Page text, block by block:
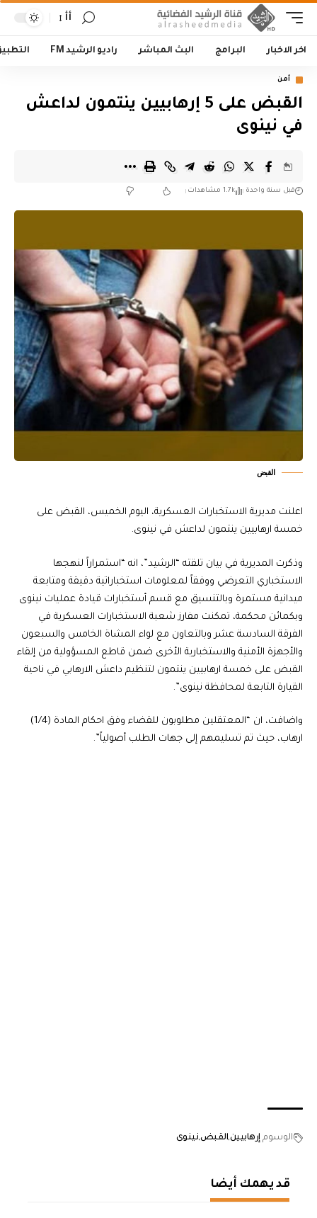
أأ
اخر الاخبار البرامج البث المباشر راديو الرشيد FM
أمن
القبض على 5 إرهابيين ينتمون لداعش
في نينوى
قبل سنة واحدة 1.7k مشاهدات
القبض
اعلنت مديرية الاستخبارات العسكرية، اليوم الخميس، القبض على
خمسة ارهابيين ينتمون لداعش في نينوى.
وذكرت المديرية في بيان تلقته “الرشيد”، انه “استمراراً لنهجها
الاستخباري التعرضي ووفقاً لمعلومات استخباراتية دقيقة ومتابعة
ميدانية مستمرة وبالتنسيق مع قسم أستخبارات قيادة عمليات نينوى
وبكمائن محكمة، تمكنت مفارز شعبة الاستخبارات العسكرية في
الفرقة السادسة عشر وبالتعاون مع لواء المشاة الخامس والسبعون
والأجهزة الأمنية والاستخبارية الأخرى ضمن قاطع المسؤولية من إلقاء
القبض على خمسة ارهابيين ينتمون لتنظيم داعش الارهابي في ناحية
القيارة التابعة لمحافظة نينوى”.
واضافت، ان “المعتقلين مطلوبون للقضاء وفق احكام المادة (1/4)
ارهاب، حيث تم تسليمهم إلى جهات الطلب أصولياً”.
الوسوم إرهابيينالقبضنينوى
قد يهمك أيضا